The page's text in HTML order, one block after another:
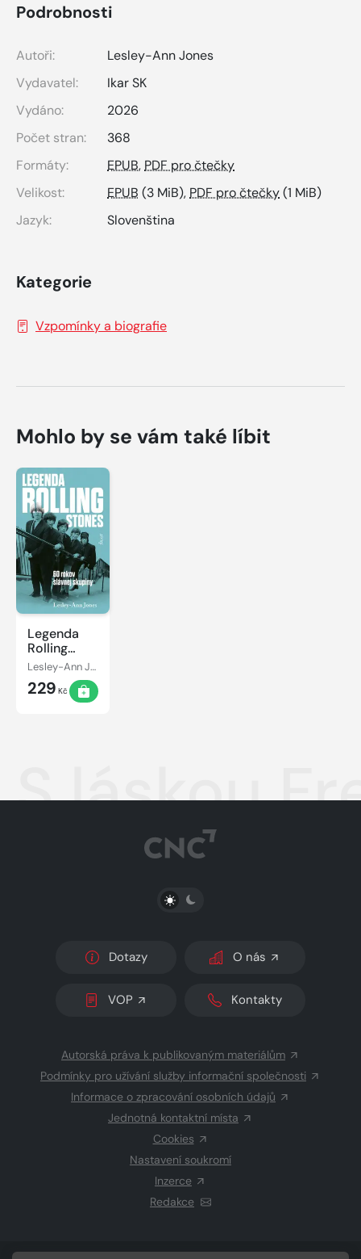
Podrobnosti
Autoři:
Lesley-Ann Jones
Vydavatel:
Ikar SK
Vydáno:
2026
Počet stran:
368
Formáty:
EPUB,PDF pro čtečky
Velikost:
EPUB (3 MiB),PDF pro čtečky(1 MiB)
Jazyk:
Slovenština
Kategorie
Vzpomínky a biografie
Mohlo by se vám také líbit
Legenda
Rolling
Stones
Lesley-Ann Jones
229 Kč
S láskou
PŘEPNOUT SVĚTLÝ/TMAVÝ REŽIM
Dotazy O nás
VOP Kontakty
Autorská práva k publikovaným materiálům
Podmínky pro užívání služby informační společnosti
Informace o zpracování osobních údajů
Jednotná kontaktní místa
Cookies
Nastavení soukromí
Inzerce
Redakce